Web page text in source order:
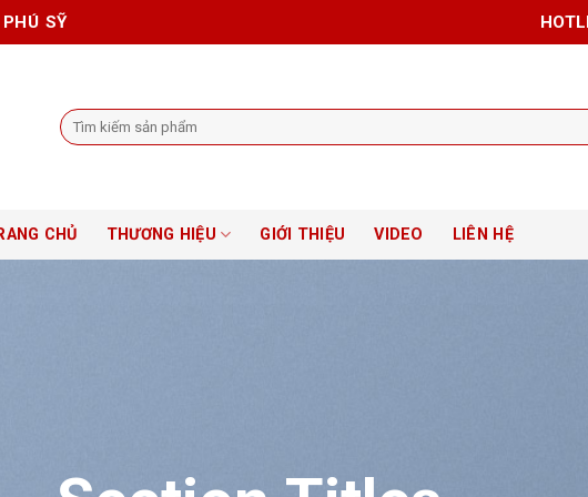
SỸ
Tìm
kiếm:
CHỦ THƯƠNG HIỆU GIỚI THIỆU VIDEO LIÊN HỆ